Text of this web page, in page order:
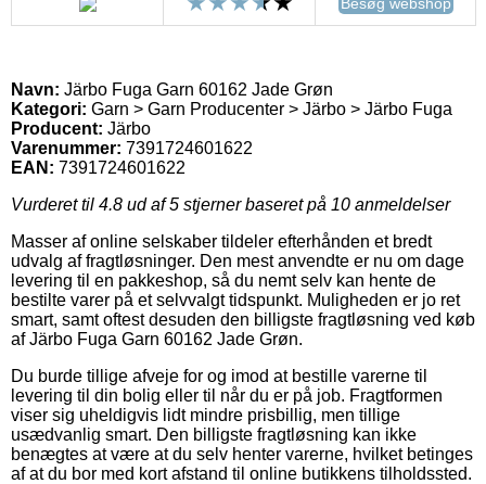
Navn: Järbo Fuga Garn 60162 Jade Grøn
Kategori: Garn > Garn Producenter > Järbo > Järbo Fuga
Producent: Järbo
Varenummer: 7391724601622
EAN: 7391724601622
Vurderet til 4.8 ud af 5 stjerner baseret på 10 anmeldelser
Masser af online selskaber tildeler efterhånden et bredt
udvalg af fragtløsninger. Den mest anvendte er nu om dage
levering til en pakkeshop, så du nemt selv kan hente de
bestilte varer på et selvvalgt tidspunkt. Muligheden er jo ret
smart, samt oftest desuden den billigste fragtløsning ved køb
af Järbo Fuga Garn 60162 Jade Grøn.
Du burde tillige afveje for og imod at bestille varerne til
levering til din bolig eller til når du er på job. Fragtformen
viser sig uheldigvis lidt mindre prisbillig, men tillige
usædvanlig smart. Den billigste fragtløsning kan ikke
benægtes at være at du selv henter varerne, hvilket betinges
af at du bor med kort afstand til online butikkens tilholdssted.